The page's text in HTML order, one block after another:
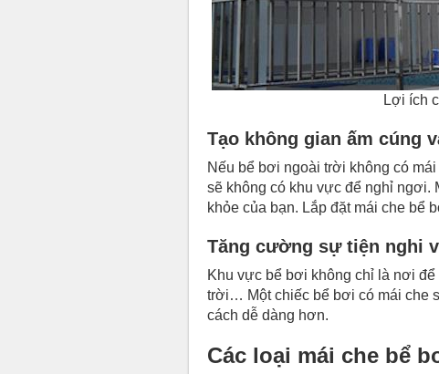
Lợi ích
Tạo không gian ấm cúng
Nếu bể bơi ngoài trời không có
sẽ không có khu vực để nghỉ
khỏe của bạn. Lắp đặt mái che bể
Tăng cường sự tiện nghi
Khu vực bể bơi không chỉ là nơi
trời… Một chiếc bể bơi có mái che
cách dễ dàng hơn.
Các loại mái che bể